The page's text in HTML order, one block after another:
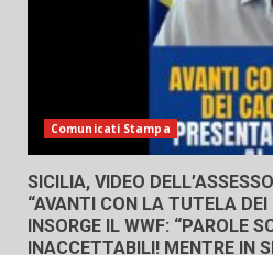
Comunicati Stampa
SICILIA, VIDEO
“AVANTI CON LA TUTELA DEI
INSORGE IL WWF: “PAROLE
INACCETTABILI! MENTRE IN